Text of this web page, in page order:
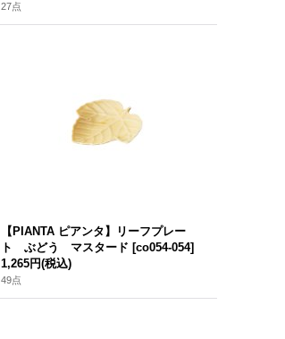
27点
【PIANTA ピアンタ】リーフプレー
ト ぶどう マスタード [co054-054]
1,265円(税込)
49点